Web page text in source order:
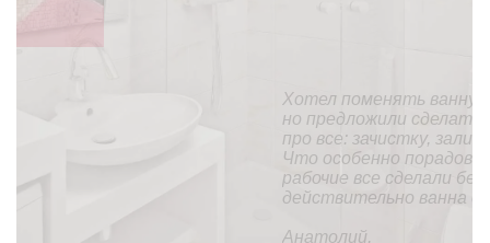
Хотел поменять ванну (она у нас еще советская),
но предложили сделать «наливную ванну». На все
про все: зачистку, заливку и высыхание ушел день.
Что особенно порадовало, так это то, что
рабочие все сделали без мусора и пыли. В целом,
действительно ванна стала, как новая.